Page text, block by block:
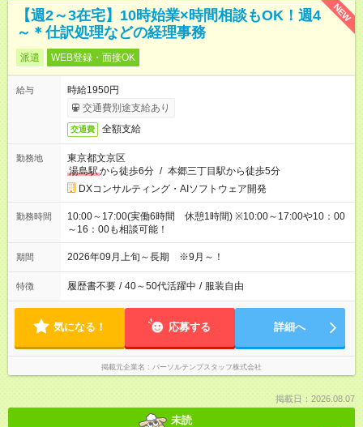
NEW
【週2～3在宅】10時始業×時間相談もOK！週4
～＊仕訳処理などの経理事務
派遣 WEB登録・面接OK
給与
時給1950円
交通費別途支給あり
交通費 全額支給
勤務地
東京都文京区
湯島駅から徒歩6分 / 本郷三丁目駅から徒歩5分
DXコンサルティング・AIソフトウェア開発
勤務時間
10:00～17:00(実働6時間 休憩1時間) ※10:00～17:00や10：00
～16：00も相談可能！
期間 2026年09月上旬～長期 ※9月～！
特徴 履歴書不要 / 40～50代活躍中 / 服装自由
気になる！ 応募する 詳細へ
掲載元企業名 パーソルテンプスタッフ株式会社
掲載日：2026.08.07
未読